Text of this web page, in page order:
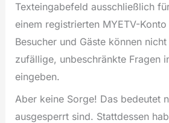
Texteingabefeld ausschließlich
einem registrierten MYETV-
Besucher und Gäste können
zufällige, unbeschränkte Fragen
eingeben.
Aber keine Sorge! Das bedeutet
ausgesperrt sind. Stattdessen